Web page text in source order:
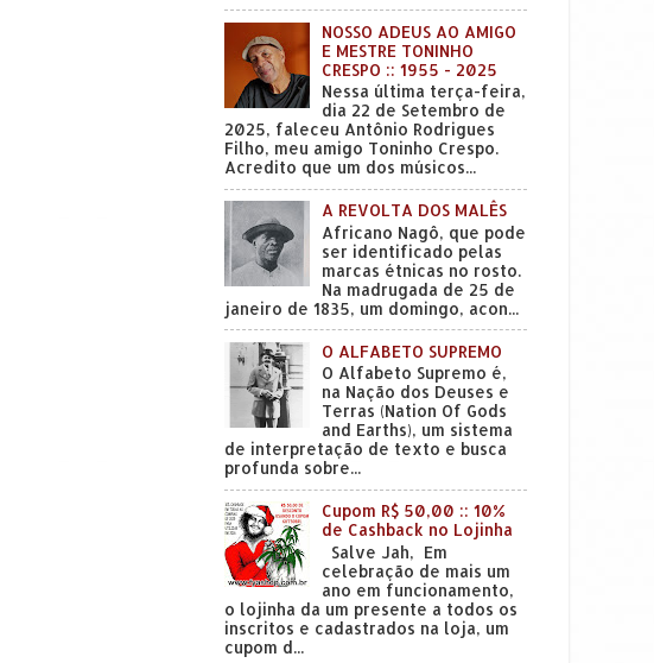
NOSSO ADEUS AO AMIGO
E MESTRE TONINHO
CRESPO :: 1955 - 2025
Nessa última terça-feira,
dia 22 de Setembro de
2025, faleceu Antônio Rodrigues
Filho, meu amigo Toninho Crespo.
Acredito que um dos músicos...
A REVOLTA DOS MALÊS
Africano Nagô, que pode
ser identificado pelas
marcas étnicas no rosto.
Na madrugada de 25 de
janeiro de 1835, um domingo, acon...
O ALFABETO SUPREMO
O Alfabeto Supremo é,
na Nação dos Deuses e
Terras (Nation Of Gods
and Earths), um sistema
de interpretação de texto e busca
profunda sobre...
Cupom R$ 50,00 :: 10%
de Cashback no Lojinha
Salve Jah, Em
celebração de mais um
ano em funcionamento,
o lojinha da um presente a todos os
inscritos e cadastrados na loja, um
cupom d...